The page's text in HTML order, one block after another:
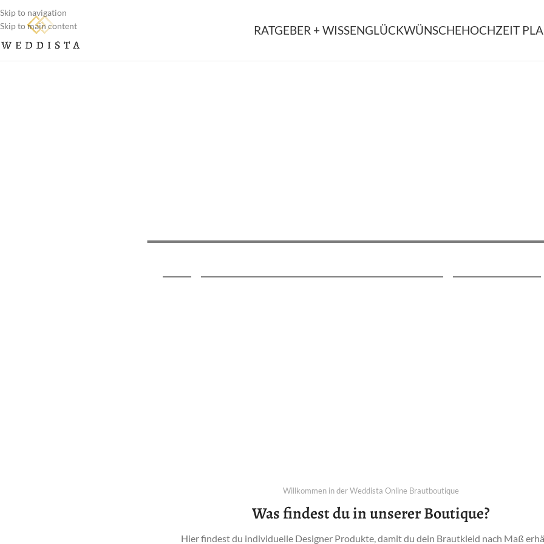
Skip to navigation
Skip to main content
RATGEBER + WISSENGLÜCKWÜNSCHEHOCHZEIT
Willkommen in der Weddista Online Brautboutique
Was findest du in unserer Boutique?
Hier findest du individuelle Designer Produkte, damit du dein Brautkleid nach Maß